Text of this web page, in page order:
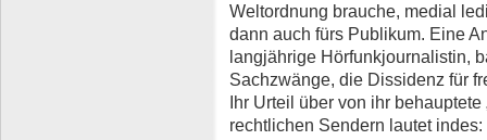
Weltordnung brauche, medial
dann auch fürs Publikum. Eine
langjährige Hörfunkjournalistin,
Sachzwänge, die Dissidenz für
Ihr Urteil über von ihr
rechtlichen Sendern lautet indes: